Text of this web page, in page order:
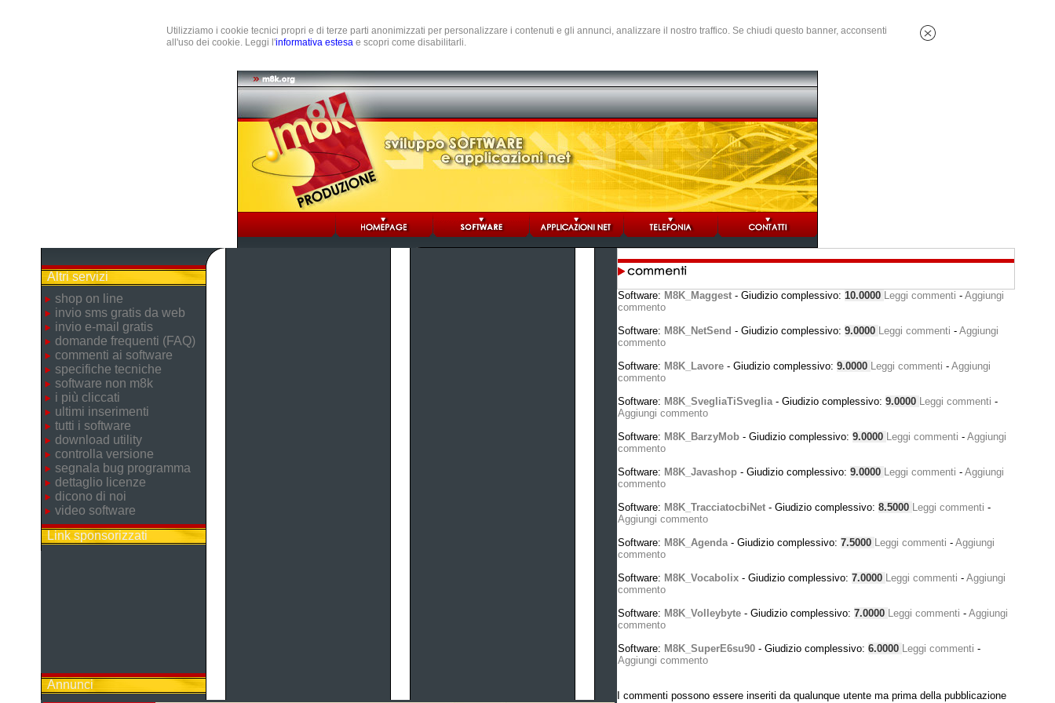
Utilizziamo i cookie tecnici propri e di terze parti anonimizzati per personalizzare i contenuti e gli annunci, analizzare il nostro traffico. Se chiudi questo banner, acconsenti
all'uso dei cookie. Leggi l'informativa estesa e scopri come disabilitarli.
Altri servizi
shop on line
invio sms gratis da web
invio e-mail gratis
domande frequenti (FAQ)
commenti ai software
specifiche tecniche
software non m8k
i più cliccati
ultimi inserimenti
tutti i software
download utility
controlla versione
segnala bug programma
dettaglio licenze
dicono di noi
video software
Link sponsorizzati
Annunci
Software: M8K_Maggest- Giudizio complessivo: 10.0000 Leggi commenti - Aggiungi
commento
Software: M8K_NetSend - Giudizio complessivo: 9.0000 Leggi commenti - Aggiungi
commento
Software: M8K_Lavore- Giudizio complessivo: 9.0000 Leggi commenti - Aggiungi
commento
Software: M8K_SvegliaTiSveglia- Giudizio complessivo: 9.0000 Leggi commenti -
Aggiungi commento
Software: M8K_BarzyMob- Giudizio complessivo: 9.0000 Leggi commenti - Aggiungi
commento
Software: M8K_Javashop- Giudizio complessivo: 9.0000 Leggi commenti - Aggiungi
commento
Software: M8K_TracciatocbiNet- Giudizio complessivo: 8.5000 Leggi commenti -
Aggiungi commento
Software: M8K_Agenda- Giudizio complessivo: 7.5000 Leggi commenti - Aggiungi
commento
Software: M8K_Vocabolix- Giudizio complessivo: 7.0000 Leggi commenti - Aggiungi
commento
Software: M8K_Volleybyte- Giudizio complessivo: 7.0000 Leggi commenti - Aggiungi
commento
Software: M8K_SuperE6su90- Giudizio complessivo: 6.0000 Leggi commenti -
Aggiungi commento
I commenti possono essere inseriti da qualunque utente ma prima della pubblicazione